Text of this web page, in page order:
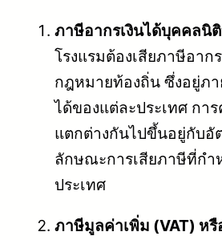
ภาษีอากรเงินได้บุคคลนิ
โรงแรมต้องเสียภาษีอาก
กฎหมายท้องถิ่น ซึ่งอยู่ภา
ได้ของแต่ละประเทศ กา
แตกต่างกันไปขึ้นอยู่กับอั
ลักษณะการเสียภาษีที่กำ
ประเทศ
ภาษีมูลค่าเพิ่ม (VAT) ห